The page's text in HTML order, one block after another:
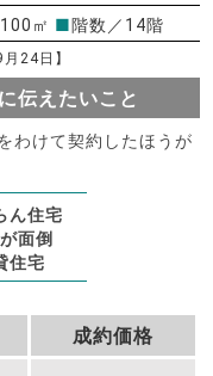
㎡ ■階数／14階
24日】
伝えたいこと
わけて契約したほうが
ん住宅
面倒
住宅
成約価格